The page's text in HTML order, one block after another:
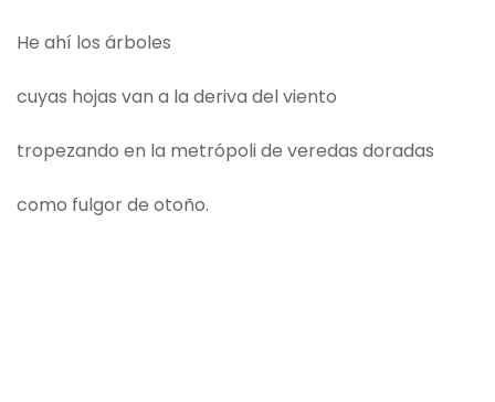
He ahí los árboles
cuyas hojas van a la deriva del viento
tropezando en la metrópoli de veredas doradas
como fulgor de otoño.